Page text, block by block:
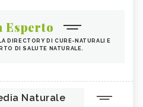
Esperto
DIRECTORY DI CURE-NATURALI E
DI SALUTE NATURALE.
Naturale